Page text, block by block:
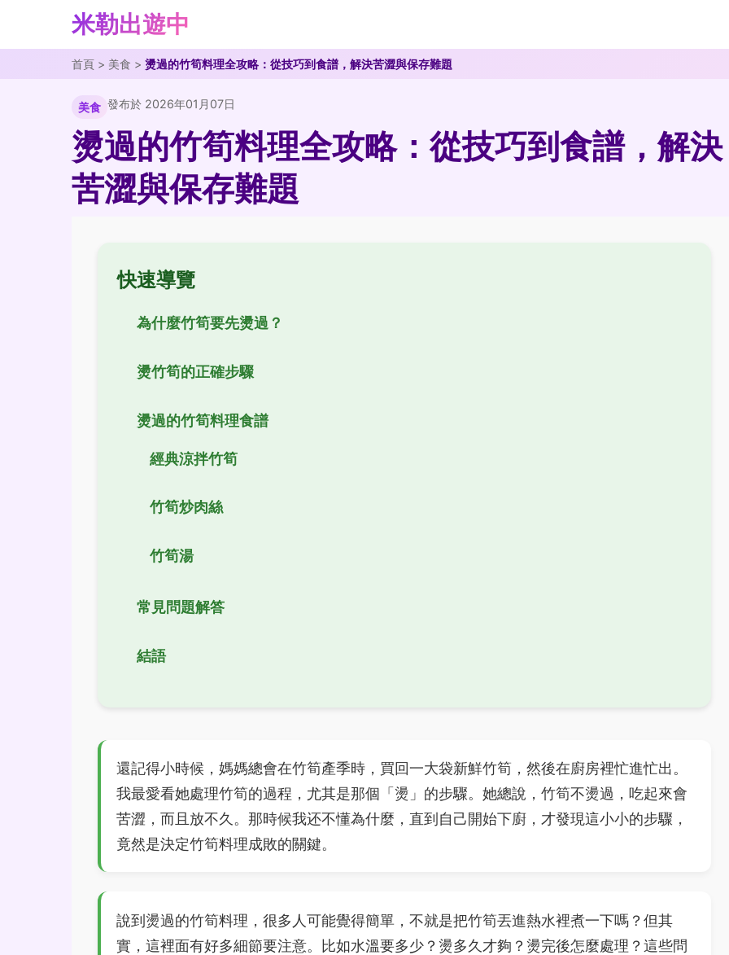
米勒出遊中
首頁 > 美食 > 燙過的竹筍料理全攻略：從技巧到食譜，解決苦澀與保存難題
美食 發布於 2026年01月07日
燙過的竹筍料理全攻略：從技巧到食譜，解決
苦澀與保存難題
快速導覽
為什麼竹筍要先燙過？
燙竹筍的正確步驟
燙過的竹筍料理食譜
經典涼拌竹筍
竹筍炒肉絲
竹筍湯
常見問題解答
結語
還記得小時候，媽媽總會在竹筍產季時，買回一大袋新鮮竹筍，然後在廚房裡忙進忙出。
我最愛看她處理竹筍的過程，尤其是那個「燙」的步驟。她總說，竹筍不燙過，吃起來會
苦澀，而且放不久。那時候我还不懂為什麼，直到自己開始下廚，才發現這小小的步驟，
竟然是決定竹筍料理成敗的關鍵。
說到燙過的竹筍料理，很多人可能覺得簡單，不就是把竹筍丟進熱水裡煮一下嗎？但其
實，這裡面有好多細節要注意。比如水溫要多少？燙多久才夠？燙完後怎麼處理？這些問